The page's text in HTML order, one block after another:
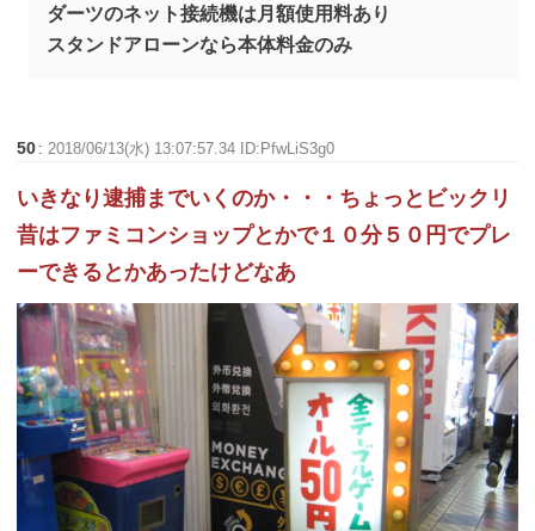
ダーツのネット接続機は月額使用料あり
スタンドアローンなら本体料金のみ
50 :2018/06/13(水) 13:07:57.34 ID:PfwLiS3g0
いきなり逮捕までいくのか・・・ちょっとビックリ
昔はファミコンショップとかで１０分５０円でプレ
ーできるとかあったけどなあ